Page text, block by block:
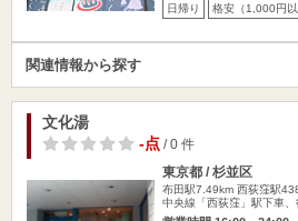
日帰り 格安（1,000円以
関連情報から探す
文化湯
-点/ 0 件
東京都 / 杉並区
布田駅7.49km 西荻窪駅
中央線「西荻窪」駅下車